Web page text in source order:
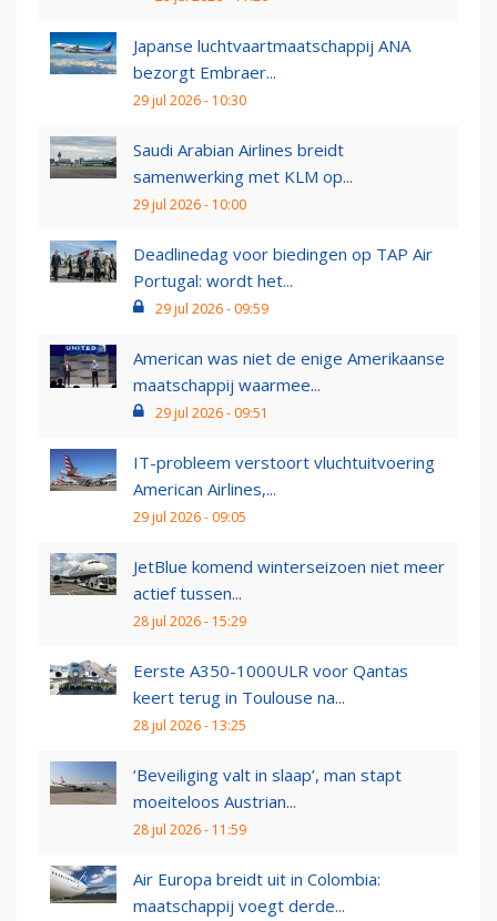
Japanse luchtvaartmaatschappij ANA
bezorgt Embraer...
29 jul 2026 - 10:30
Saudi Arabian Airlines breidt
samenwerking met KLM op...
29 jul 2026 - 10:00
Deadlinedag voor biedingen op TAP Air
Portugal: wordt het...
29 jul 2026 - 09:59
American was niet de enige Amerikaanse
maatschappij waarmee...
29 jul 2026 - 09:51
IT-probleem verstoort vluchtuitvoering
American Airlines,...
29 jul 2026 - 09:05
JetBlue komend winterseizoen niet meer
actief tussen...
28 jul 2026 - 15:29
Eerste A350-1000ULR voor Qantas
keert terug in Toulouse na...
28 jul 2026 - 13:25
‘Beveiliging valt in slaap’, man stapt
moeiteloos Austrian...
28 jul 2026 - 11:59
Air Europa breidt uit in Colombia:
maatschappij voegt derde...